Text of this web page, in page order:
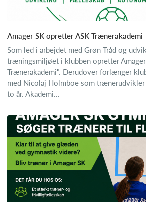
Amager SK opretter ASK Trænerakademi
Som led i arbejdet med Grøn Tråd og
træningsmiljøet i klubben opretter Amager
Trænerakademi". Derudover forlænger
med Nicolaj Holmboe som
to år. Akademi...